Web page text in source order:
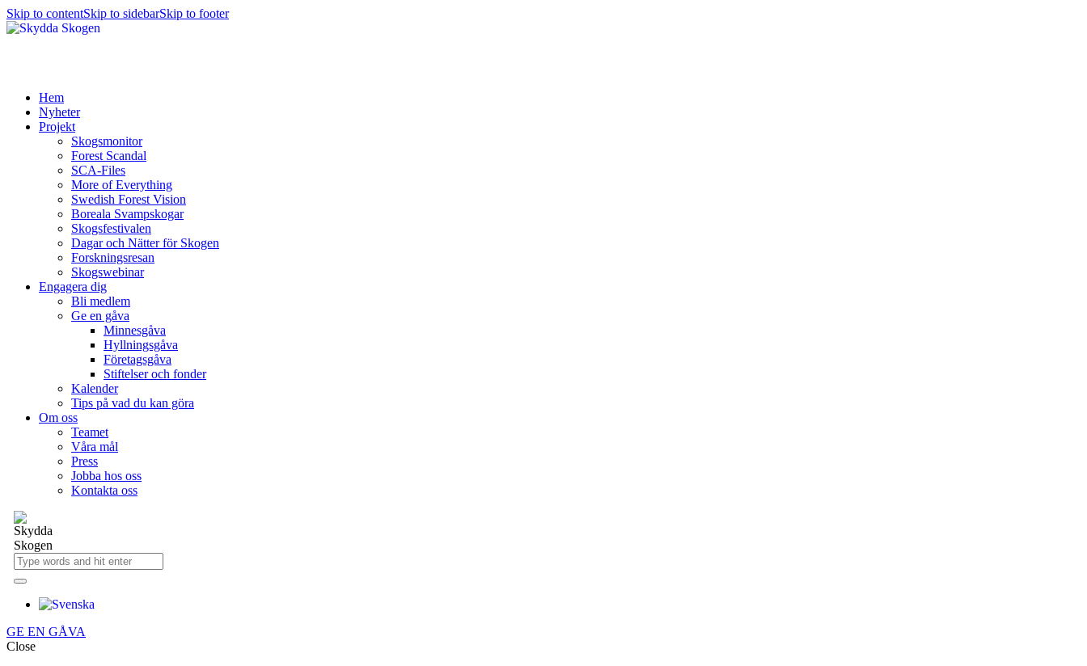
Skip to contentSkip to sidebarSkip to footer
Hem
Nyheter
Projekt
Skogsmonitor
Forest Scandal
SCA-Files
More of Everything
Swedish Forest Vision
Boreala Svampskogar
Skogsfestivalen
Dagar och Nätter för Skogen
Forskningsresan
Skogswebinar
Engagera dig
Bli medlem
Ge en gåva
Minnesgåva
Hyllningsgåva
Företagsgåva
Stiftelser och fonder
Kalender
Tips på vad du kan göra
Om oss
Teamet
Våra mål​
Press
Jobba hos oss
Kontakta oss
GE EN GÅVA
Close